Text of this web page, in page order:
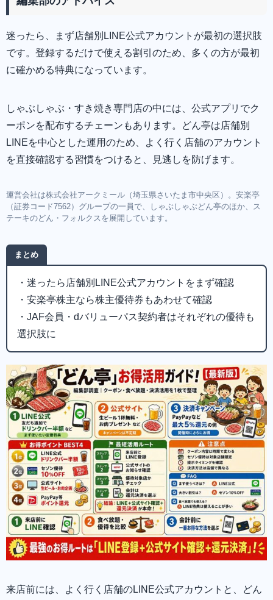
迷ったら、まず店舗別LINE公式アカウントが最初の選択肢
です。登録するだけで使える割引のため、多くの方が最初
に確かめる特典になっています。
しゃぶしゃぶ・すき焼き専門店の中には、公式アプリでク
ーポンを配布するチェーンもあります。どん亭は店舗別
LINEを中心とした運用のため、よく行く店舗のアカウント
を直接確認する習慣をつけると、見逃しを防げます。
運営会社は株式会社アークミール（埼玉県さいたま市中央区）。安楽亭
（証券コード7562）グループの一員で、しゃぶしゃぶどん亭のほか、ス
テーキのどん・フォルクスを展開しています。
まとめ
・迷ったら店舗別LINE公式アカウントをまず確認
・安楽亭株主なら株主優待券もあわせて確認
・JAF会員・dバリューパス契約者はそれぞれの優待も
選択肢に
来店前には、よく行く店舗のLINE公式アカウントと、どん